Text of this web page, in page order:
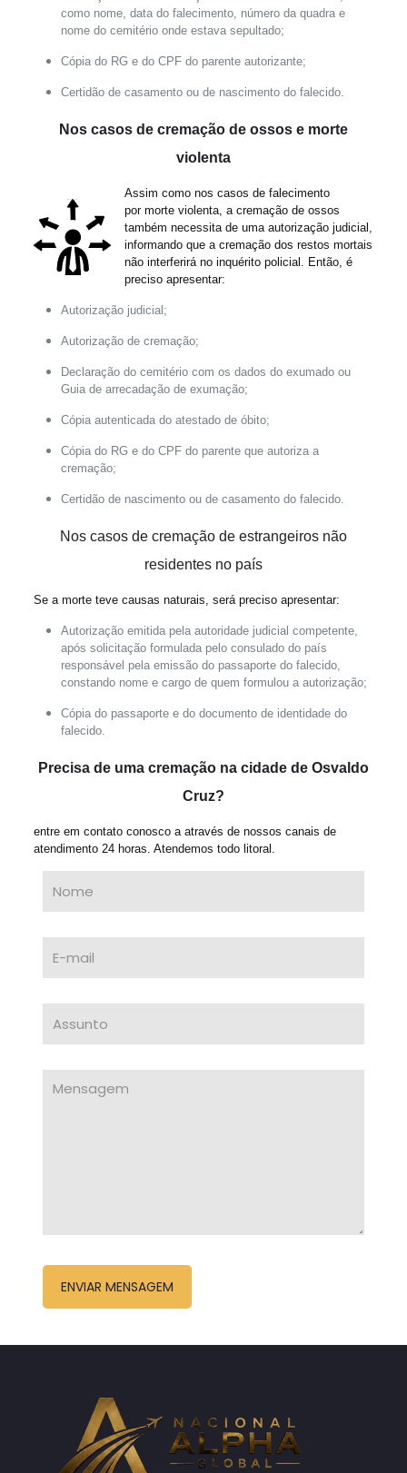
como nome, data do falecimento, número da quadra e
nome do cemitério onde estava sepultado;
Cópia do RG e do CPF do parente autorizante;
Certidão de casamento ou de nascimento do falecido.
Nos casos de cremação de ossos e morte
violenta
Assim como nos casos de falecimento
por morte violenta, a cremação de ossos
também necessita de uma autorização judicial,
informando que a cremação dos restos mortais
não interferirá no inquérito policial. Então, é
preciso apresentar:
Autorização judicial;
Autorização de cremação;
Declaração do cemitério com os dados do exumado ou
Guia de arrecadação de exumação;
Cópia autenticada do atestado de óbito;
Cópia do RG e do CPF do parente que autoriza a
cremação;
Certidão de nascimento ou de casamento do falecido.
Nos casos de cremação de estrangeiros não
residentes no país
Se a morte teve causas naturais, será preciso apresentar:
Autorização emitida pela autoridade judicial competente,
após solicitação formulada pelo consulado do país
responsável pela emissão do passaporte do falecido,
constando nome e cargo de quem formulou a autorização;
Cópia do passaporte e do documento de identidade do
falecido.
Precisa de uma cremação na cidade de Osvaldo
Cruz?
entre em contato conosco a através de nossos canais de
atendimento 24 horas. Atendemos todo litoral.